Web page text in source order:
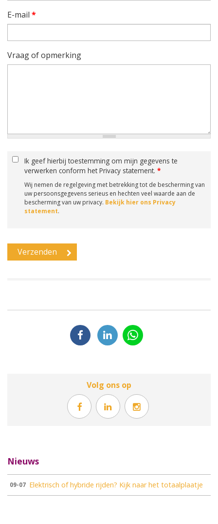
E-mail *
Vraag of opmerking
Ik geef hierbij toestemming om mijn gegevens te
verwerken conform het Privacy statement. *
Wij nemen de regelgeving met betrekking tot de bescherming van
uw persoonsgegevens serieus en hechten veel waarde aan de
bescherming van uw privacy. Bekijk hier ons Privacy
statement.
Volg ons op
Nieuws
09-07 Elektrisch of hybride rijden? Kijk naar het totaalplaatje